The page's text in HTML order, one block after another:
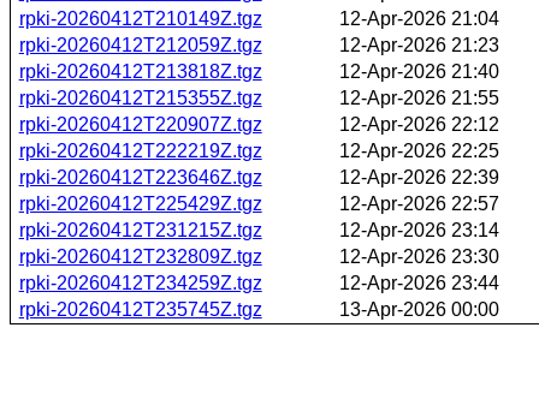
rpki-20260412T210149Z.tgz
12-Apr-2026 21:04
rpki-20260412T212059Z.tgz
12-Apr-2026 21:23
rpki-20260412T213818Z.tgz
12-Apr-2026 21:40
rpki-20260412T215355Z.tgz
12-Apr-2026 21:55
rpki-20260412T220907Z.tgz
12-Apr-2026 22:12
rpki-20260412T222219Z.tgz
12-Apr-2026 22:25
rpki-20260412T223646Z.tgz
12-Apr-2026 22:39
rpki-20260412T225429Z.tgz
12-Apr-2026 22:57
rpki-20260412T231215Z.tgz
12-Apr-2026 23:14
rpki-20260412T232809Z.tgz
12-Apr-2026 23:30
rpki-20260412T234259Z.tgz
12-Apr-2026 23:44
rpki-20260412T235745Z.tgz
13-Apr-2026 00:00